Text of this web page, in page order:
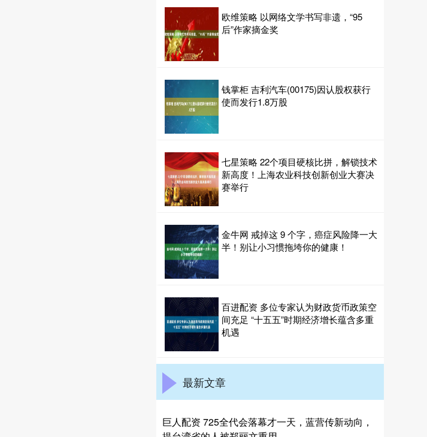
欧维策略 以网络文学书写非遗，“95
后”作家摘金奖
钱掌柜 吉利汽车(00175)因认股权获行
使而发行1.8万股
七星策略 22个项目硬核比拼，解锁技术
新高度！上海农业科技创新创业大赛决
赛举行
金牛网 戒掉这 9 个字，癌症风险降一大
半！别让小习惯拖垮你的健康！
百进配资 多位专家认为财政货币政策空
间充足 “十五五”时期经济增长蕴含多重
机遇
最新文章
巨人配资 725全代会落幕才一天，蓝营传新动向，